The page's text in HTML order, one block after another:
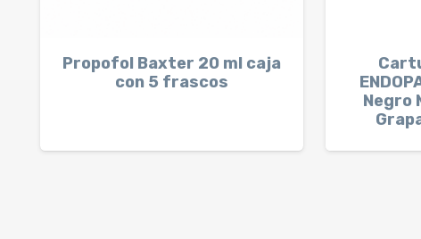
Propofol Baxter 20 ml caja
con 5 frascos
Negro